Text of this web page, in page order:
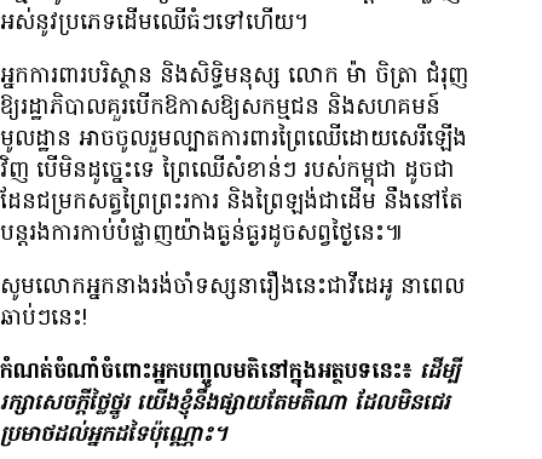
អស់​នូវ​ប្រភេទ​ដើម​ឈើ​ធំ​ៗ​ទៅ​ហើយ។
អ្នក​ការពារ​បរិស្ថាន និង​សិទ្ធិមនុស្ស លោក ម៉ា ចិត្រា ជំរុញ​
ឱ្យ​រដ្ឋាភិបាល​គួរ​បើក​ឱកាស​ឱ្យ​សកម្មជន និង​សហគមន៍​
មូលដ្ឋាន អាច​ចូលរួម​ល្បាត​ការពារ​ព្រៃឈើ​ដោយ​សេរី​ឡើង​
វិញ បើ​មិន​ដូច្នេះ​ទេ ព្រៃ​ឈើ​សំខាន់ៗ របស់​កម្ពុជា ដូចជា​
ដែន​ជម្រក​សត្វ​ព្រៃ​ព្រះរការ និង​ព្រៃឡង់​ជាដើម នឹង​នៅ​តែ​
បន្ត​រង​ការ​កាប់បំផ្លាញ​យ៉ាង​ធ្ងន់ធ្ងរ​ដូច​សព្វ​ថ្ងៃ​នេះ៕
សូមលោកអ្នកនាងរង់ចាំទស្សនារឿងនេះជាវីដេអូ នាពេល
ឆាប់ៗនេះ!
កំណត់​ចំណាំ​ចំពោះ​អ្នក​បញ្ចូល​មតិ​នៅ​ក្នុង​អត្ថបទ​នេះ៖ ដើម្បី​
រក្សា​សេចក្ដី​ថ្លៃថ្នូរ យើង​ខ្ញុំ​នឹង​ផ្សាយ​តែ​មតិ​ណា ដែល​មិន​ជេរ​
ប្រមាថ​ដល់​អ្នក​ដទៃ​ប៉ុណ្ណោះ។